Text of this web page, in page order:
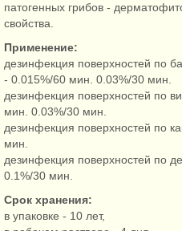
патогенных грибов -
свойства.
Применение:
дезинфекция поверхностей по
- 0.015%/60 мин. 0.03%/30 мин.
дезинфекция поверхностей по
мин. 0.03%/30 мин.
дезинфекция поверхностей по
мин.
дезинфекция поверхностей по
0.1%/30 мин.
Срок хранения:
в упаковке - 10 лет,